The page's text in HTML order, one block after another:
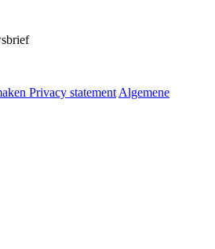
Privacy statement Algemene